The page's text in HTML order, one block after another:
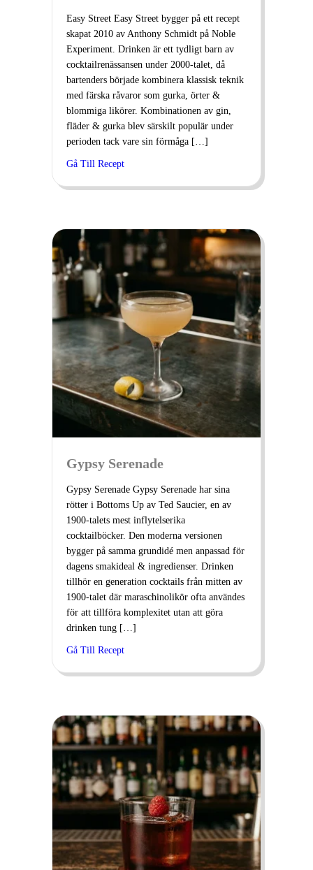
Easy Street Easy Street bygger på ett recept
skapat 2010 av Anthony Schmidt på Noble
Experiment. Drinken är ett tydligt barn av
cocktailrenässansen under 2000-talet, då
bartenders började kombinera klassisk teknik
med färska råvaror som gurka, örter &
blommiga likörer. Kombinationen av gin,
fläder & gurka blev särskilt populär under
perioden tack vare sin förmåga […]
Gå Till Recept
Gypsy Serenade
Gypsy Serenade Gypsy Serenade har sina
rötter i Bottoms Up av Ted Saucier, en av
1900-talets mest inflytelserika
cocktailböcker. Den moderna versionen
bygger på samma grundidé men anpassad för
dagens smakideal & ingredienser. Drinken
tillhör en generation cocktails från mitten av
1900-talet där maraschinolikör ofta användes
för att tillföra komplexitet utan att göra
drinken tung […]
Gå Till Recept